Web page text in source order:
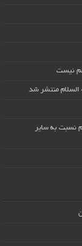
نیست
السلام منتشر شد
نسبت به سایر